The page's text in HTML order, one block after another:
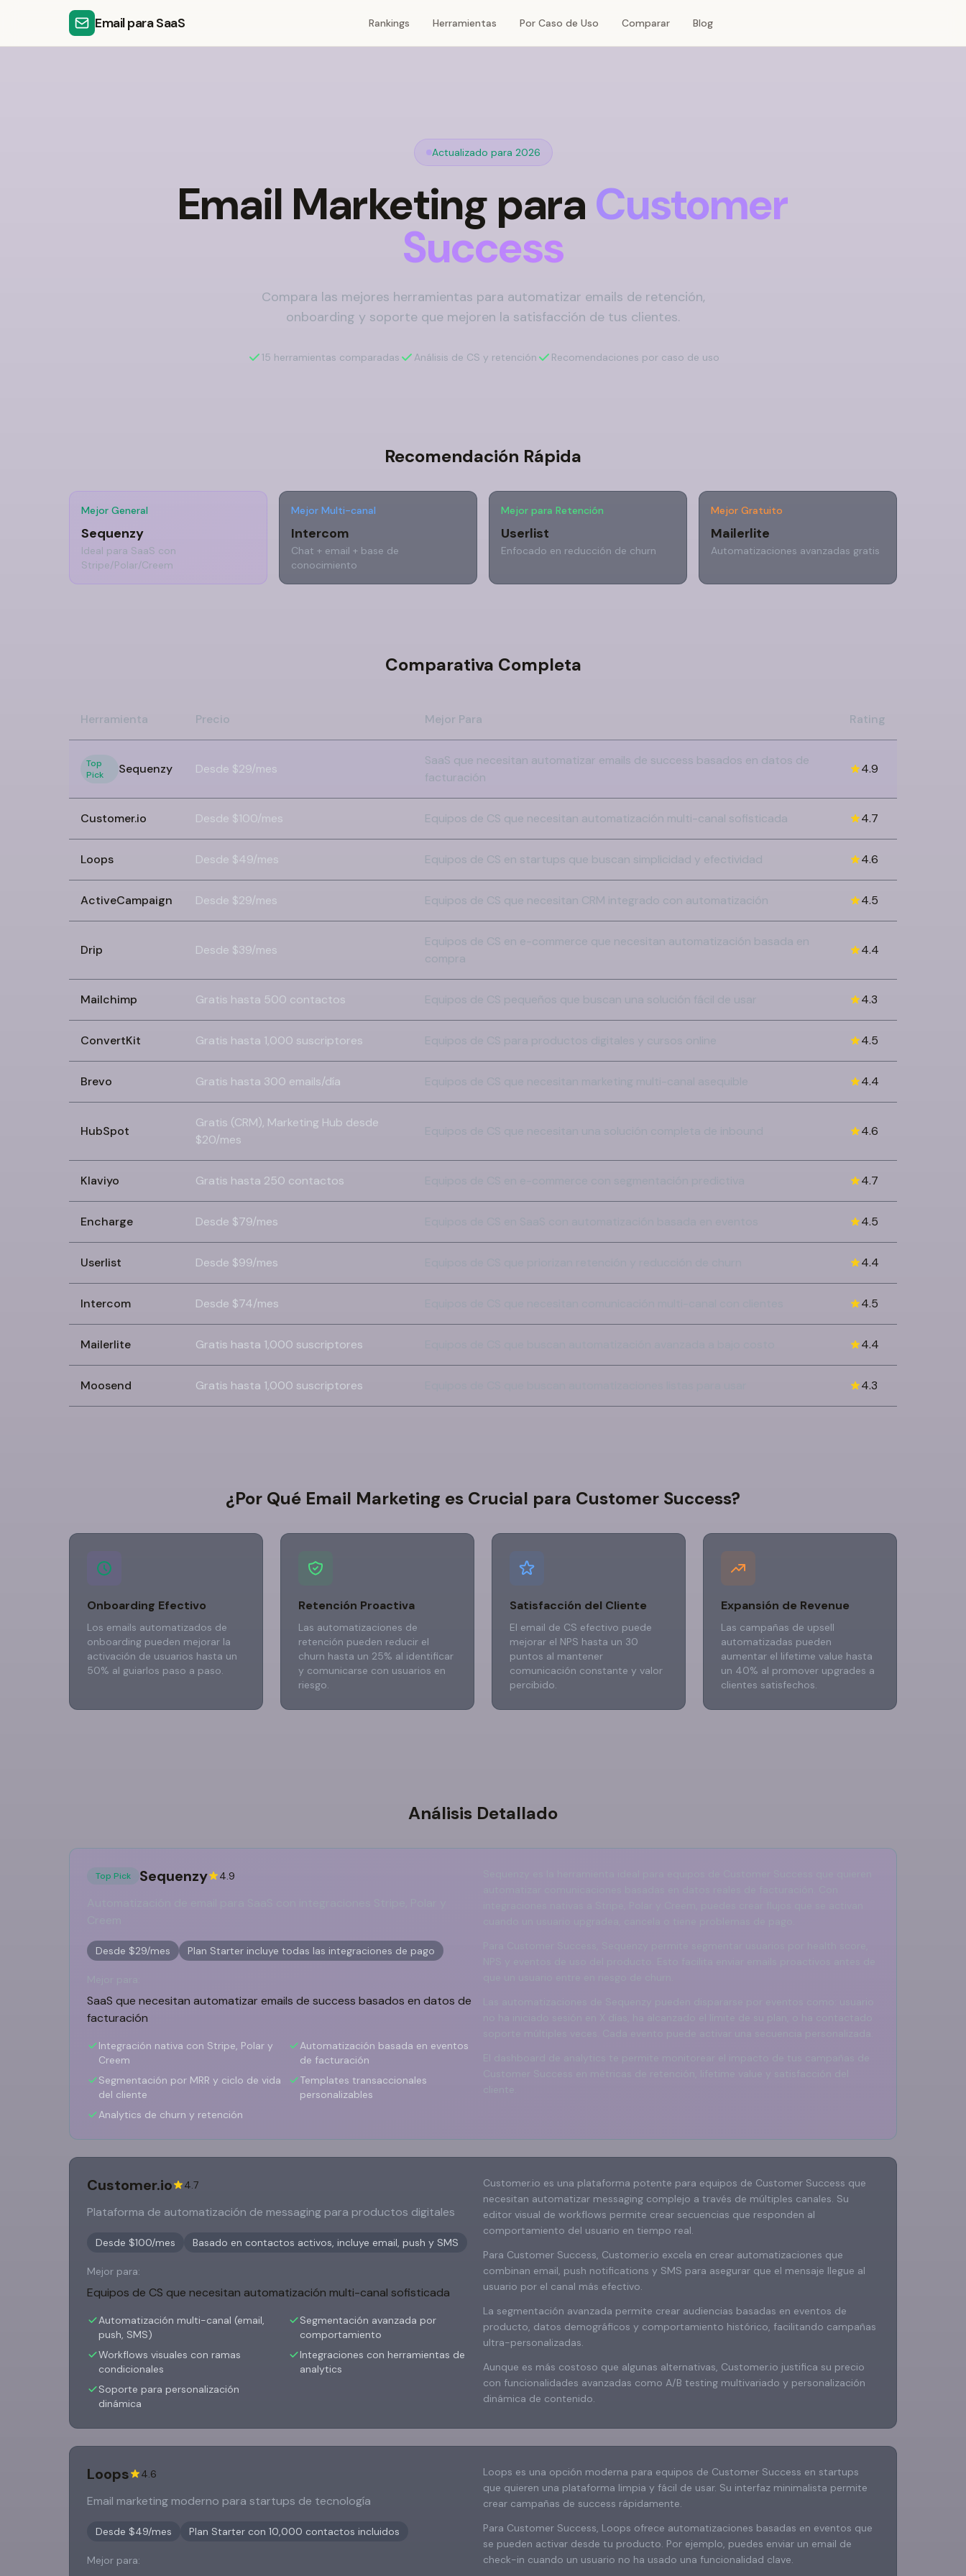
Email para SaaS Rankings Herramientas Por Caso de Uso Comparar Blog
Actualizado para 2026
Email Marketing para Customer
Success
Compara las mejores herramientas para automatizar emails de retención,
onboarding y soporte que mejoren la satisfacción de tus clientes.
15 herramientas comparadas Análisis de CS y retención Recomendaciones por caso de uso
Recomendación Rápida
Mejor General
Sequenzy
Ideal para SaaS con
Stripe/Polar/Creem
Mejor Multi-canal
Intercom
Chat + email + base de
conocimiento
Mejor para Retención
Userlist
Enfocado en reducción de churn
Mejor Gratuito
Mailerlite
Automatizaciones avanzadas gratis
Comparativa Completa
Herramienta Precio Mejor Para Rating
Top
Pick
Sequenzy Desde $29/mes
SaaS que necesitan automatizar emails de success basados en datos de
facturación
4.9
Customer.io Desde $100/mes Equipos de CS que necesitan automatización multi-canal sofisticada 4.7
Loops Desde $49/mes Equipos de CS en startups que buscan simplicidad y efectividad 4.6
ActiveCampaign Desde $29/mes Equipos de CS que necesitan CRM integrado con automatización 4.5
Drip Desde $39/mes
Equipos de CS en e-commerce que necesitan automatización basada en
compra
4.4
Mailchimp Gratis hasta 500 contactos Equipos de CS pequeños que buscan una solución fácil de usar 4.3
ConvertKit Gratis hasta 1,000 suscriptores Equipos de CS para productos digitales y cursos online 4.5
Brevo Gratis hasta 300 emails/día 4.4
HubSpot
Gratis (CRM), Marketing Hub desde
$20/mes
4.6
Klaviyo Gratis hasta 250 contactos 4.7
Encharge Desde $79/mes 4.5
Userlist Desde $99/mes 4.4
Intercom Desde $74/mes 4.5
Mailerlite Gratis hasta 1,000 suscriptores 4.4
Moosend Gratis hasta 1,000 suscriptores 4.3
¿Por Qué Email Marketing es Crucial para Customer Success?
Onboarding Efectivo
Los emails automatizados de
onboarding pueden mejorar la
activación de usuarios hasta un
50% al guiarlos paso a paso.
Retención Proactiva
Las automatizaciones de
retención pueden reducir el
churn hasta un 25% al identificar
y comunicarse con usuarios en
riesgo.
Satisfacción del Cliente
El email de CS efectivo puede
mejorar el NPS hasta un 30
puntos al mantener
comunicación constante y valor
percibido.
Expansión de Revenue
Las campañas de upsell
automatizadas pueden
aumentar el lifetime value hasta
un 40% al promover upgrades a
clientes satisfechos.
Análisis Detallado
Top Pick Sequenzy 4.9
Desde $29/mes Plan Starter incluye todas las integraciones de pago
SaaS que necesitan automatizar emails de success basados en datos de
facturación
Integración nativa con Stripe, Polar y
Creem
Automatización basada en eventos
de facturación
Segmentación por MRR y ciclo de vida
del cliente
Templates transaccionales
personalizables
Analytics de churn y retención
cliente.
Customer.io 4.7
Plataforma de automatización de messaging para productos digitales
Desde $100/mes Basado en contactos activos, incluye email, push y SMS
Mejor para:
Equipos de CS que necesitan automatización multi-canal sofisticada
Automatización multi-canal (email,
push, SMS)
Segmentación avanzada por
comportamiento
Workflows visuales con ramas
condicionales
Integraciones con herramientas de
analytics
Soporte para personalización
dinámica
Customer.io es una plataforma potente para equipos de Customer Success que
necesitan automatizar messaging complejo a través de múltiples canales. Su
editor visual de workflows permite crear secuencias que responden al
comportamiento del usuario en tiempo real.
Para Customer Success, Customer.io excela en crear automatizaciones que
combinan email, push notifications y SMS para asegurar que el mensaje llegue al
usuario por el canal más efectivo.
La segmentación avanzada permite crear audiencias basadas en eventos de
producto, datos demográficos y comportamiento histórico, facilitando campañas
ultra-personalizadas.
Aunque es más costoso que algunas alternativas, Customer.io justifica su precio
con funcionalidades avanzadas como A/B testing multivariado y personalización
dinámica de contenido.
Loops 4.6
Email marketing moderno para startups de tecnología
Desde $49/mes Plan Starter con 10,000 contactos incluidos
Mejor para:
Loops es una opción moderna para equipos de Customer Success en startups
que quieren una plataforma limpia y fácil de usar. Su interfaz minimalista permite
crear campañas de success rápidamente.
Para Customer Success, Loops ofrece automatizaciones basadas en eventos que
se pueden activar desde tu producto. Por ejemplo, puedes enviar un email de
check-in cuando un usuario no ha usado una funcionalidad clave.